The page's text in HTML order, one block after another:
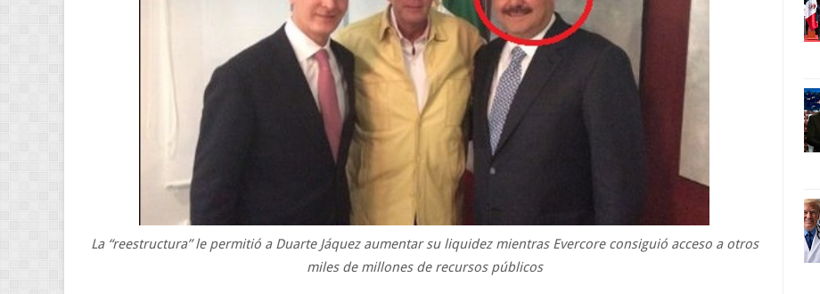
La “reestructura” le permitió a Duarte Jáquez aumentar su liquidez mientras Evercore consiguió acceso a otros
miles de millones de recursos públicos